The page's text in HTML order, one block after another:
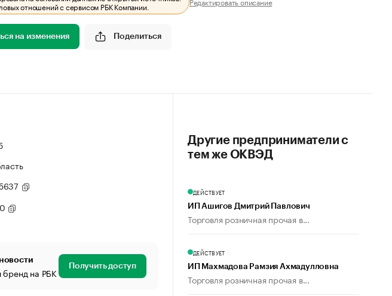
отношений с сервисом РБК Компании.
на изменения Поделиться
бренд на РБК Получить доступ
Другие предприниматели с
тем же ОКВЭД
ДЕЙСТВУЕТ
ИП Ашигов Дмитрий Павлович
Торговля розничная прочая в...
ДЕЙСТВУЕТ
ИП Махмадова Рамзия Ахмадулловна
Торговля розничная прочая в...